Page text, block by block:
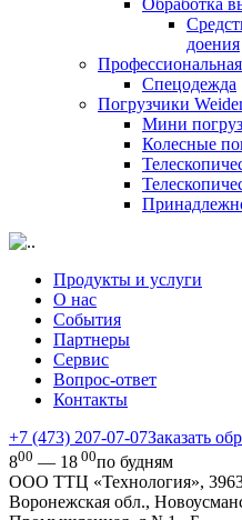
доения
Cпецодежда
Погрузчики
Мини
Колесные
Продукты и услуги
О нас
События
Партнеры
Сервис
Вопрос-ответ
Контакты
+7 (473) 207-07-07Заказать
800 — 18 00по будням
ООО ТТЦ «Технология»,
Воронежская обл.,